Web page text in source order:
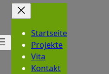
Startseite
Projekte
Vita
Kontakt